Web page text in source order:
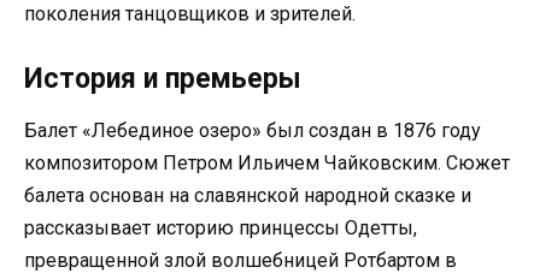
поколения танцовщиков и зрителей.
История и премьеры
Балет «Лебединое озеро» был создан в 1876 году
композитором Петром Ильичем Чайковским. Сюжет
балета основан на славянской народной сказке и
рассказывает историю принцессы Одетты,
превращенной злой волшебницей Ротбартом в